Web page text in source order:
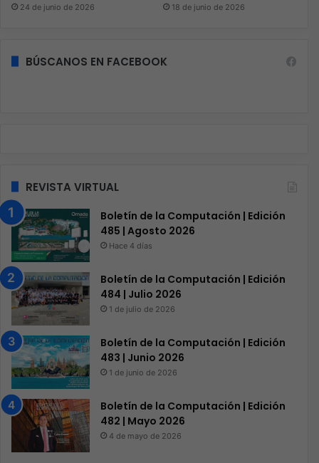
24 de junio de 2026 18 de junio de 2026
BÚSCANOS EN FACEBOOK
REVISTA VIRTUAL
Boletín de la Computación | Edición
485 | Agosto 2026
Hace 4 días
Boletín de la Computación | Edición
484 | Julio 2026
1 de julio de 2026
Boletín de la Computación | Edición
483 | Junio 2026
1 de junio de 2026
Boletín de la Computación | Edición
482 | Mayo 2026
4 de mayo de 2026